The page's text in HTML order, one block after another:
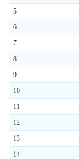
5
6
7
8
9
10
11
12
13
14